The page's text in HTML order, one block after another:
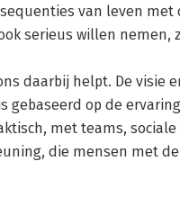
van leven met
serieus willen nemen,
daarbij helpt. De visie
gebaseerd op de
met teams, sociale
die mensen met